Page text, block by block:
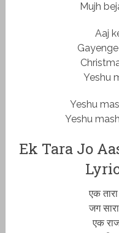
Mujh
Aaj
Yeshu
Yeshu
Yeshu
Ek Tara Jo
एक
जग
एक